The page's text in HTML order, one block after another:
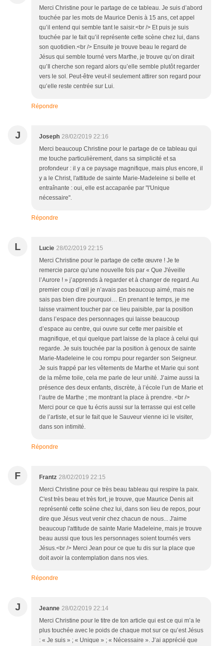
Merci Christine pour le partage de ce tableau. Je suis d’abord
touchée par les mots de Maurice Denis à 15 ans, cet appel
qu’il entend qui semble tant le saisir.<br /> Et puis je suis
touchée par le fait qu’il représente cette scène chez lui, dans
son quotidien.<br /> Ensuite je trouve beau le regard de
Jésus qui semble tourné vers Marthe, je trouve qu’on dirait
qu’Il cherche son regard alors qu’elle semble plutôt regarder
vers le sol. Peut-être veut-il seulement attirer son regard pour
qu’elle reste centrée sur Lui.
Répondre
J Joseph 28/02/2019 22:16
Merci beaucoup Christine pour le partage de ce tableau qui
me touche particulièrement, dans sa simplicité et sa
profondeur : il y a ce paysage magnifique, mais plus encore, il
y a le Christ, l'attitude de sainte Marie-Madeleine si belle et
entraînante : oui, elle est accaparée par "l'Unique
nécessaire".
Répondre
L Lucie 28/02/2019 22:15
Merci Christine pour le partage de cette œuvre ! Je te
remercie parce qu’une nouvelle fois par « Que J'éveille
l’Aurore ! » j’apprends à regarder et à changer de regard. Au
premier coup d’œil je n’avais pas beaucoup aimé, mais ne
sais pas bien dire pourquoi… En prenant le temps, je me
laisse vraiment toucher par ce lieu paisible, par la position
dans l’espace des personnages qui laisse beaucoup
d’espace au centre, qui ouvre sur cette mer paisible et
magnifique, et qui quelque part laisse de la place à celui qui
regarde. Je suis touchée par la position à genoux de sainte
Marie-Madeleine le cou rompu pour regarder son Seigneur.
Je suis frappé par les vêtements de Marthe et Marie qui sont
de la même toile, cela me parle de leur unité. J’aime aussi la
présence des deux enfants, discrète, à l’école l’un de Marie et
l’autre de Marthe ; me montrant la place à prendre. <br />
Merci pour ce que tu écris aussi sur la terrasse qui est celle
de l’artiste, et sur le fait que le Sauveur vienne ici le visiter,
dans son intimité.
Répondre
F Frantz 28/02/2019 22:15
Merci Christine pour ce très beau tableau qui respire la paix.
C'est très beau et très fort, je trouve, que Maurice Denis ait
représenté cette scène chez lui, dans son lieu de repos, pour
dire que Jésus veut venir chez chacun de nous... J'aime
beaucoup l'attitude de sainte Marie Madeleine, mais je trouve
beau aussi que tous les personnages soient tournés vers
Jésus.<br /> Merci Jean pour ce que tu dis sur la place que
doit avoir la contemplation dans nos vies.
Répondre
J Jeanne 28/02/2019 22:14
Merci Christine pour le titre de ton article qui est ce qui m’a le
plus touchée avec le poids de chaque mot sur ce qu’est Jésus
: « Je suis » ; « Unique » ; « Nécessaire ». J’ai apprécié que